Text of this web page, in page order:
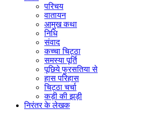
परिचय
वातायन
आमुख कथा
निधि
संवाद
कच्चा चिट्ठा
समस्या पूर्ति
पूछिये फुरसतिया से
हास परिहास
चिट्ठा चर्चा
कड़ी की झड़ी
निरंतर के लेखक